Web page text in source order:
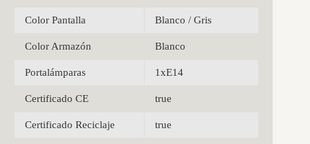
Color Pantalla Blanco / Gris
Color Armazón Blanco
Portalámparas 1xE14
Certificado CE true
Certificado Reciclaje true